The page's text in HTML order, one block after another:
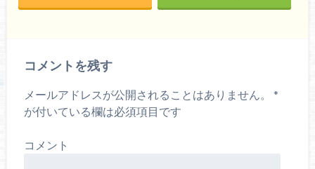
コメントを残す
メールアドレスが公開されることはありません。
*
が付いている欄は必須項目です
コメント